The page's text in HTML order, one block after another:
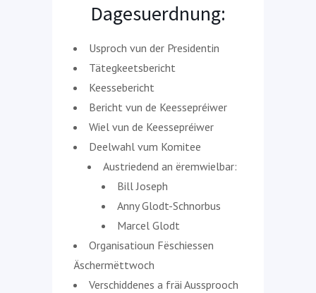
Dagesuerdnung:
Usproch vun der Presidentin
Tätegkeetsbericht
Keessebericht
Bericht vun de Keessepréiwer
Wiel vun de Keessepréiwer
Deelwahl vum Komitee
Austriedend an ëremwielbar:
Bill Joseph
Anny Glodt-Schnorbus
Marcel Glodt
Organisatioun Fëschiessen
Äschermëttwoch
Verschiddenes a fräi Aussprooch